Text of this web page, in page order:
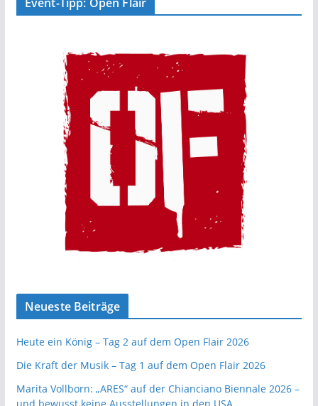
Event-Tipp: Open Flair
Neueste Beiträge
Heute ein König – Tag 2 auf dem Open Flair 2026
Die Kraft der Musik – Tag 1 auf dem Open Flair 2026
Marita Vollborn: „ARES“ auf der Chianciano Biennale 2026 –
und bewusst keine Ausstellungen in den USA